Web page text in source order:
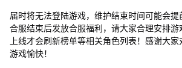
届时将无法登陆游戏，维护结束时间可能会
合服结束后发放合服福利，请大家合理安排
上线才会刷新榜单等相关角色列表！感谢大
游戏愉快！